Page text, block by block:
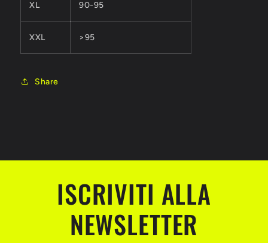
XL 90-95
XXL >95
Share
ISCRIVITI ALLA
NEWSLETTER